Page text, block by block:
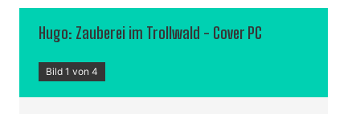
Hugo: Zauberei im Trollwald - Cover PC
Bild 1 von 4